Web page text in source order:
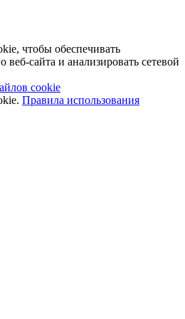
чтобы обеспечивать
сайта и анализировать сетевой
cookie
Правила использования